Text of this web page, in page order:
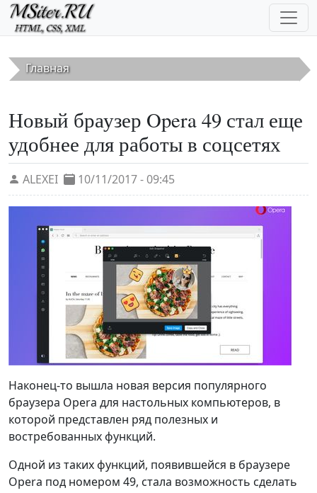
Перейти к основному содержанию
Главная
Новый браузер Opera 49 стал еще
удобнее для работы в соцсетях
ALEXEI 10/11/2017 - 09:45
Наконец-то вышла новая версия популярного
браузера Opera для настольных компьютеров, в
которой представлен ряд полезных и
востребованных функций.
Одной из таких функций, появившейся в браузере
Opera под номером 49, стала возможность сделать